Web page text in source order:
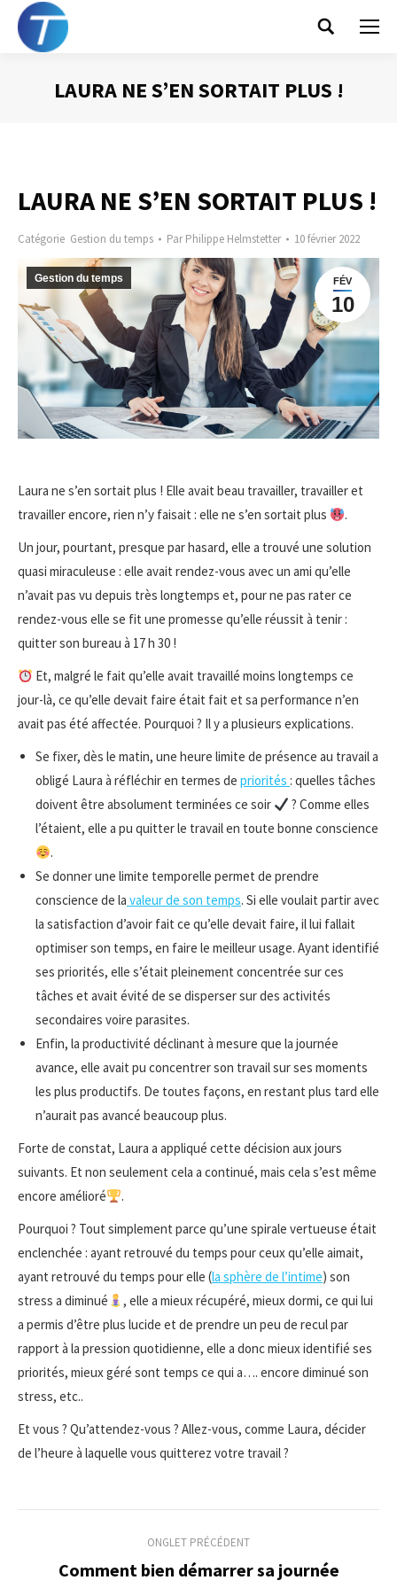
Search:
LAURA NE S’EN SORTAIT PLUS !
LAURA NE S’EN SORTAIT PLUS !
Catégorie Gestion du temps ParPhilippe Helmstetter 10 février 2022
FÉV
10
Gestion du temps
Laura ne s’en sortait plus ! Elle avait beau travailler, travailler et
travailler encore, rien n’y faisait : elle ne s’en sortait plus
.
Un jour, pourtant, presque par hasard, elle a trouvé une solution
quasi miraculeuse : elle avait rendez-vous avec un ami qu’elle
n’avait pas vu depuis très longtemps et, pour ne pas rater ce
rendez-vous elle se fit une promesse qu’elle réussit à tenir :
quitter son bureau à 17 h 30 !
Et, malgré le fait qu’elle avait travaillé moins longtemps ce
jour-là, ce qu’elle devait faire était fait et sa performance n’en
avait pas été affectée. Pourquoi ? Il y a plusieurs explications.
Se fixer, dès le matin, une heure limite de présence au travail a
obligé Laura à réfléchir en termes de priorités : quelles tâches
doivent être absolument terminées ce soir
? Comme elles
l’étaient, elle a pu quitter le travail en toute bonne conscience
.
Se donner une limite temporelle permet de prendre
conscience de la valeur de son temps. Si elle voulait partir avec
la satisfaction d’avoir fait ce qu’elle devait faire, il lui fallait
optimiser son temps, en faire le meilleur usage. Ayant identifié
ses priorités, elle s’était pleinement concentrée sur ces
tâches et avait évité de se disperser sur des activités
secondaires voire parasites.
Enfin, la productivité déclinant à mesure que la journée
avance, elle avait pu concentrer son travail sur ses moments
les plus productifs. De toutes façons, en restant plus tard elle
n’aurait pas avancé beaucoup plus.
Forte de constat, Laura a appliqué cette décision aux jours
suivants. Et non seulement cela a continué, mais cela s’est même
encore amélioré
.
Pourquoi ? Tout simplement parce qu’une spirale vertueuse était
enclenchée : ayant retrouvé du temps pour ceux qu’elle aimait,
ayant retrouvé du temps pour elle (la sphère de l’intime) son
stress a diminué
, elle a mieux récupéré, mieux dormi, ce qui lui
a permis d’être plus lucide et de prendre un peu de recul par
rapport à la pression quotidienne, elle a donc mieux identifié ses
priorités, mieux géré sont temps ce qui a…. encore diminué son
stress, etc..
Et vous ? Qu’attendez-vous ? Allez-vous, comme Laura, décider
de l’heure à laquelle vous quitterez votre travail ?
ONGLET PRÉCÉDENT
Onglet
Comment bien démarrer sa journée